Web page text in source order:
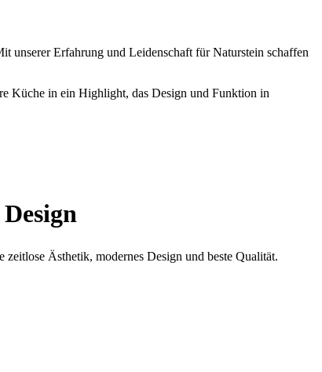
unserer Erfahrung und Leidenschaft für Naturstein schaffen
Küche in ein Highlight, das Design und Funktion in
Ästhetik, modernes Design und beste Qualität.